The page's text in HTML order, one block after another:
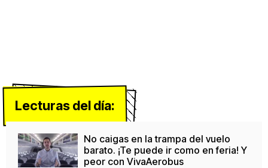
Lecturas del día:
No caigas en la trampa del vuelo
barato. ¡Te puede ir como en feria! Y
peor con VivaAerobus